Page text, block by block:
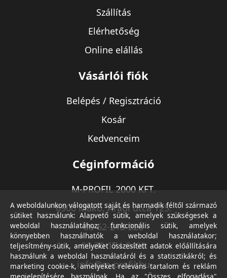
Szállítás
Elérhetőség
Online elállás
Vásárlói fiók
Belépés / Regisztráció
Kosár
Kedvenceim
Céginformáció
M-PROFIL 2000 KFT.
6900 Makó, Aradi utca 125.
06-62-213-220
06-30-174-9490
info@m-profil.hu
A weboldalunkon válogatott saját és harmadik féltől származó
sütiket használunk: Alapvető sütik, amelyek szükségesek a
weboldal használatához; funkcionális sütik, amelyek
könnyebben használhatók a weboldal használatakor;
teljesítmény-sütik, amelyeket összesített adatok előállítására
használunk a weboldal használatáról és a statisztikákról; és
marketing cookie-k, amelyeket releváns tartalom és reklám